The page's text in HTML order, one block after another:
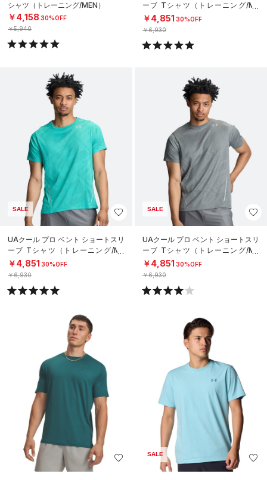
シャツ（トレーニング/MEN）
￥4,158 30%OFF
￥5,940
ーブ Tシャツ（トレーニング/ME
N）
￥4,851 30%OFF
￥6,930
SALE
UAクール プロ ベント ショートスリ
ーブ Tシャツ（トレーニング/ME
N）
￥4,851 30%OFF
￥6,930
SALE
UAクール プロ ベント ショートスリ
ーブ Tシャツ（トレーニング/ME
N）
￥4,851 30%OFF
￥6,930
SALE